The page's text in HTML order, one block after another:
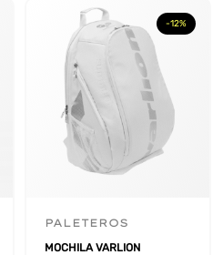
-12%
PALETEROS
MOCHILA VARLION